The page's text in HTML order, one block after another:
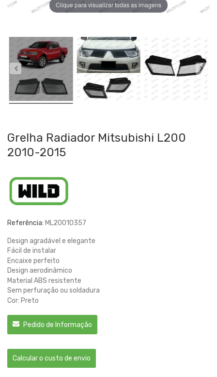
Clique para visualizar todas as imagens
Grelha Radiador Mitsubishi L200
2010-2015
Referência: ML20010357
Design agradável e elegante
Fácil de instalar
Encaixe perfeito
Design aerodinâmico
Material ABS resistente
Sem perfuração ou soldadura
Cor: Preto
Pedido de Informação
Calcular o custo de envio